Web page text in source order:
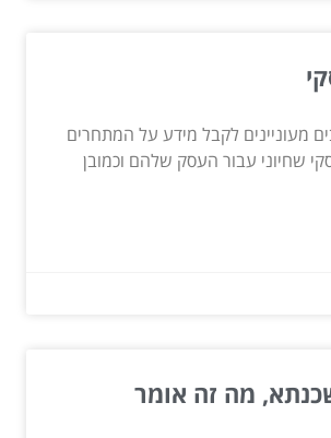
מעוניינים לקבל מידע על המתחרים
שחיוני עבור העסק שלהם וכמובן
מה זה אומר